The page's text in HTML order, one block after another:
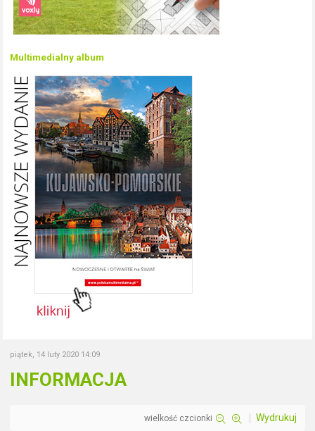
Multimedialny album
piątek, 14 luty 2020 14:09
INFORMACJA
wielkość czcionki Wydrukuj